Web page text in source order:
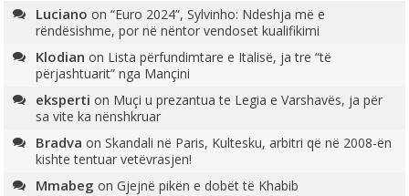
Luciano on“Euro 2024”, Sylvinho: Ndeshja më e
rëndësishme, por në nëntor vendoset kualifikimi
Klodian on Lista përfundimtare e Italisë, ja tre “të
përjashtuarit” nga Mançini
eksperti on Muçi u prezantua te Legia e Varshavës, ja për
sa vite ka nënshkruar
Bradva onSkandali në Paris, Kultesku, arbitri që në 2008-ën
kishte tentuar vetëvrasjen!
Mmabeg onGjejnë pikën e dobët të Khabib